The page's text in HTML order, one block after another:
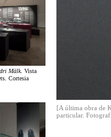
Mälk. Vista
Cortesia
[A última obra de
particular.